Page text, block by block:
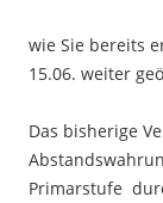
wie Sie bereits
15.06. weiter
Das bisherige
Primarstufe